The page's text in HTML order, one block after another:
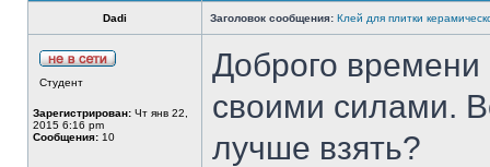
Dadi Заголовок сообщения: Клей для плитки
Студент
Зарегистрирован: Чт янв 22,
2015 6:16 pm
Сообщения: 10
Доброго времени
своими силами.
лучше взять?